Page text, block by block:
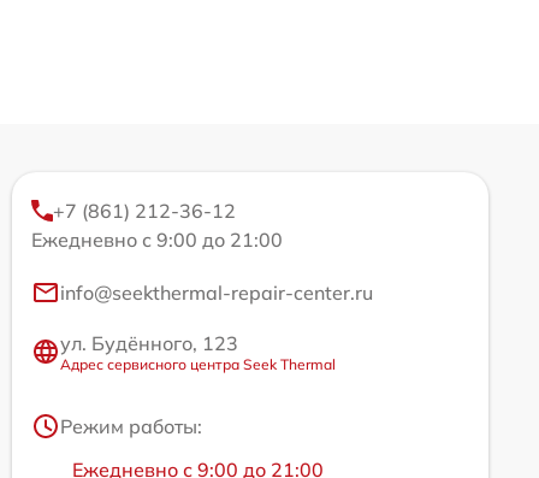
+7 (861) 212-36-12
Ежедневно с 9:00 до 21:00
info@seekthermal-repair-center.ru
ул. Будённого, 123
Адрес сервисного центра Seek Thermal
Режим работы:
Ежедневно с 9:00 до 21:00